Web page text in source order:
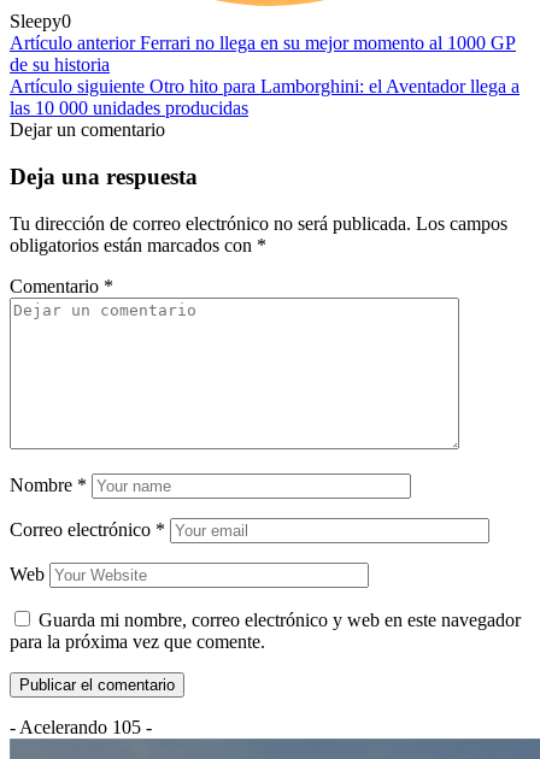
Sleepy0
Artículo anterior Ferrari no llega en su mejor momento al 1000 GP
de su historia
Artículo siguiente Otro hito para Lamborghini: el Aventador llega a
las 10 000 unidades producidas
Dejar un comentario
Deja una respuesta
Tu dirección de correo electrónico no será publicada. Los campos
obligatorios están marcados con *
Comentario *
Nombre *
Correo electrónico *
Web
Guarda mi nombre, correo electrónico y web en este navegador
para la próxima vez que comente.
- Acelerando 105 -